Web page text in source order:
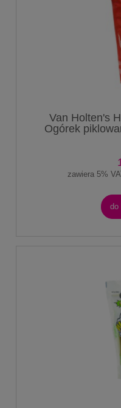
Van Holten's
Ogórek
zawiera 5%
do